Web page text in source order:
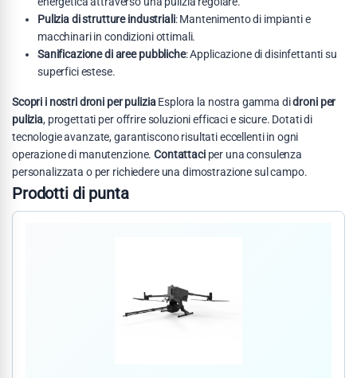
Pulizia di strutture industriali: Mantenimento di impianti e
macchinari in condizioni ottimali.
Sanificazione di aree pubbliche: Applicazione di disinfettanti su
superfici estese.
Scopri i nostri droni per puliziaEsplora la nostra gamma didroni per
pulizia, progettati per offrire soluzioni efficaci e sicure. Dotati di
tecnologie avanzate, garantiscono risultati eccellenti in ogni
operazione di manutenzione.Contattaciper una consulenza
personalizzata o per richiedere una dimostrazione sul campo.
Prodotti di punta